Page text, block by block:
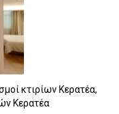
κτιρίων Κερατέα,
Κερατέα